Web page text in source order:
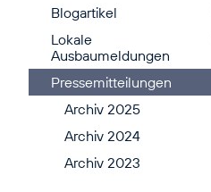
Blogartikel
Lokale
Ausbaumeldungen
Pressemitteilungen
Archiv 2025
Archiv 2024
Archiv 2023